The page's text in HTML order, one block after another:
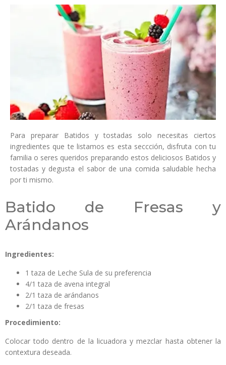
Para preparar Batidos y tostadas solo necesitas ciertos
ingredientes que te listamos es esta seccción, disfruta con tu
familia o seres queridos preparando estos deliciosos Batidos y
tostadas y degusta el sabor de una comida saludable hecha
por ti mismo.
Batido de Fresas y
Arándanos
Ingredientes:
1 taza de Leche Sula de su preferencia
4/1 taza de avena integral
2/1 taza de arándanos
2/1 taza de fresas
Procedimiento:
Colocar todo dentro de la licuadora y mezclar hasta obtener la
contextura deseada.